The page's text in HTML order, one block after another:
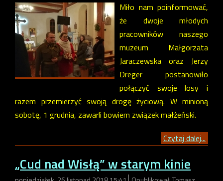
Miło nam poinformować,
że dwoje młodych
pracowników naszego
muzeum Małgorzata
Jaraczewska oraz Jerzy
Dreger postanowiło
połączyć swoje losy i
razem przemierzyć swoją drogę życiową. W minioną
sobotę, 1 grudnia, zawarli bowiem związek małżeński.
Czytaj dalej...
„Cud nad Wisłą” w starym kinie